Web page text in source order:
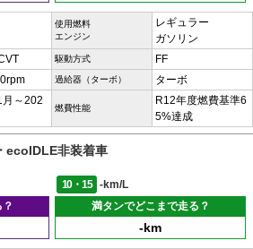
使用燃料
エンジン
レギュラー
ガソリン
駆動方式 FF
過給器（ターボ） ターボ
～202
燃費性能
R12年度燃費基準6
5%達成
ecoIDLE非装着車
10・15
-km/L
満タンでどこまで走る？
-km